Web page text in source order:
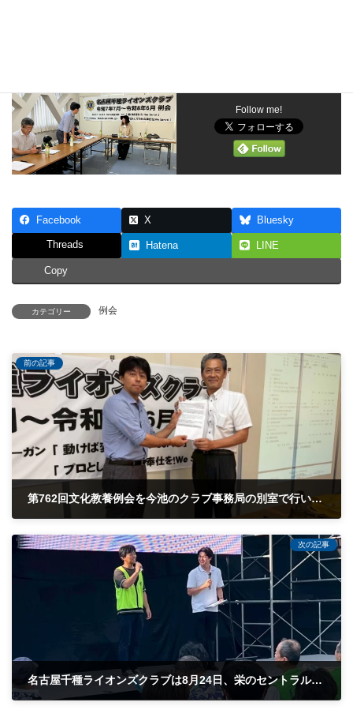
Follow me!
Facebook X Bluesky
Threads Hatena LINE
Copy
カテゴリー 例会
前の記事
第762回文化教養例会を今池のクラブ事務局の別室で行いました。
次の記事
名古屋千種ライオンズクラブは8月24日、栄のセントラル・パーク、オアシス２１で開催された「CBCあそび防災フェス」に参加しました。